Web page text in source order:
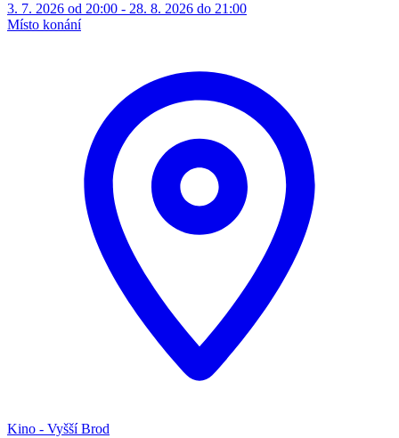
3. 7. 2026 od 20:00 - 28. 8. 2026 do 21:00
Místo konání
Kino - Vyšší Brod